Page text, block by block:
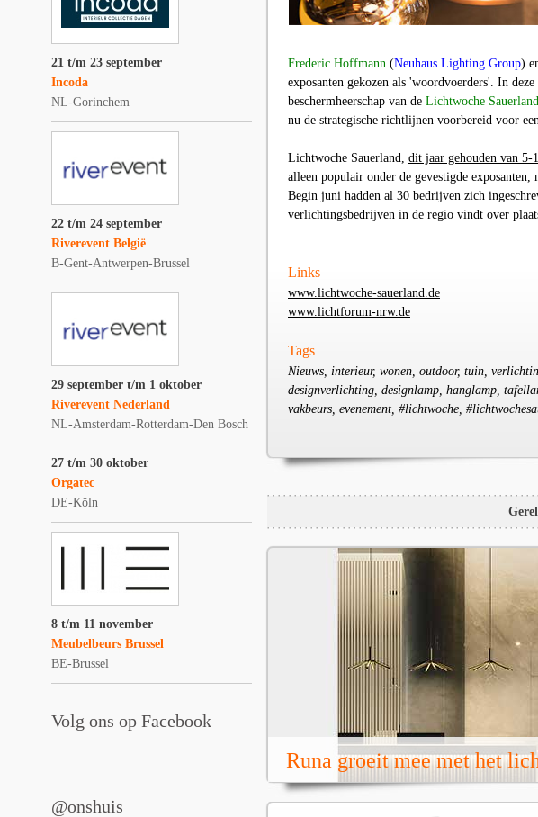
21 t/m 23 september
Incoda
NL-Gorinchem
22 t/m 24 september
Riverevent België
B-Gent-Antwerpen-Brussel
29 september t/m 1 oktober
Riverevent Nederland
NL-Amsterdam-Rotterdam-Den Bosch
27 t/m 30 oktober
Orgatec
DE-Köln
8 t/m 11 november
Meubelbeurs Brussel
BE-Brussel
Volg ons op Facebook
@onshuis
Frederic Hoffmann (Neuhaus Lighting Group)
exposanten gekozen als 'woordvoerders'. In
beschermheerschap van de Lichtwoche Sauerland
nu de strategische richtlijnen voorbereid voor
Lichtwoche Sauerland, dit jaar gehouden van 5-
alleen populair onder de gevestigde
Begin juni hadden al 30 bedrijven zich
verlichtingsbedrijven in de regio vindt over
Links
www.lichtwoche-sauerland.de
www.lichtforum-nrw.de
Tags
Nieuws, interieur, wonen, outdoor, tuin,
designverlichting, designlamp, hanglamp,
vakbeurs, evenement, #lichtwoche,
Runa groeit mee met het